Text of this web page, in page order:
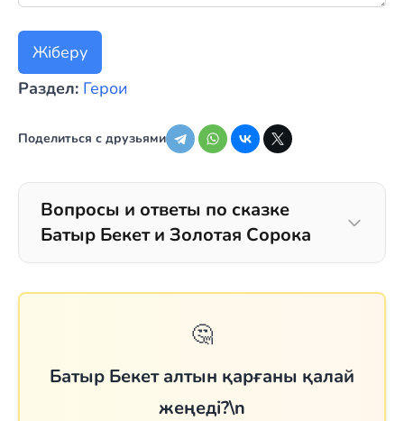
Жіберу
Раздел: Герои
Поделиться с друзьями
Вопросы и ответы по сказке
Батыр Бекет и Золотая Сорока
🤔
Батыр Бекет алтын қарғаны қалай
жеңеді?\n